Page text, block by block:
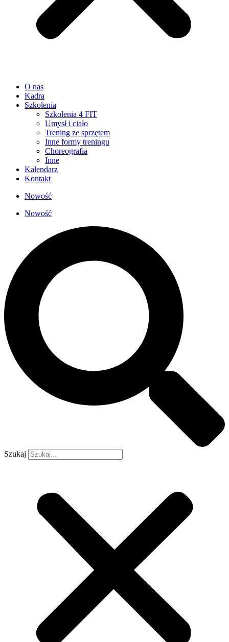
O nas
Kadra
Szkolenia
Szkolenia 4 FIT
Umysł i ciało
Trening ze sprzętem
Inne formy treningu
Choreografia
Inne
Kalendarz
Kontakt
Nowość
Nowość
Szukaj